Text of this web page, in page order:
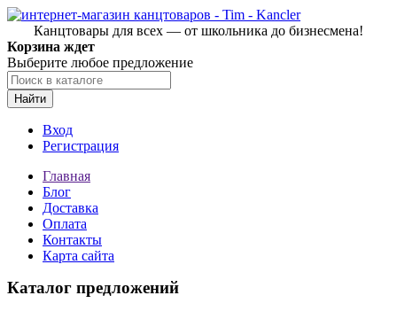
Канцтовары для всех — от школьника до бизнесмена!
Корзина ждет
Выберите любое предложение
Найти
Вход
Регистрация
Главная
Блог
Доставка
Оплата
Контакты
Карта сайта
Каталог предложений